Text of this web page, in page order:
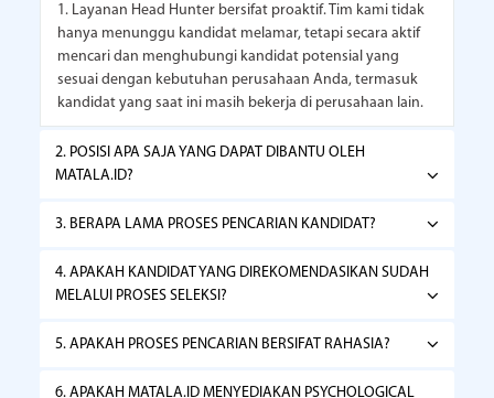
1. Layanan Head Hunter bersifat proaktif. Tim kami tidak
hanya menunggu kandidat melamar, tetapi secara aktif
mencari dan menghubungi kandidat potensial yang
sesuai dengan kebutuhan perusahaan Anda, termasuk
kandidat yang saat ini masih bekerja di perusahaan lain.
2. POSISI APA SAJA YANG DAPAT DIBANTU OLEH
MATALA.ID?
3. BERAPA LAMA PROSES PENCARIAN KANDIDAT?
4. APAKAH KANDIDAT YANG DIREKOMENDASIKAN SUDAH
MELALUI PROSES SELEKSI?
5. APAKAH PROSES PENCARIAN BERSIFAT RAHASIA?
6. APAKAH MATALA.ID MENYEDIAKAN PSYCHOLOGICAL